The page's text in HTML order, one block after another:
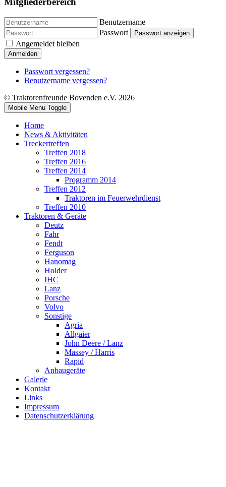
Benutzername
Passwort
Passwort anzeigen
Angemeldet bleiben
Anmelden
Passwort vergessen?
Benutzername vergessen?
© Traktorenfreunde Bovenden e.V. 2026
Mobile Menu Toggle
Home
News & Aktivitäten
Treckertreffen
Treffen 2018
Treffen 2016
Treffen 2014
Programm 2014
Treffen 2012
Traktoren im Feuerwehrdienst
Treffen 2010
Traktoren & Geräte
Deutz
Fahr
Fendt
Ferguson
Hanomag
Holder
IHC
Lanz
Porsche
Volvo
Sonstige
Agria
Allgaier
John Deere / Lanz
Massey / Harris
Rapid
Anbaugeräte
Galerie
Kontakt
Links
Impressum
Datenschutzerklärung